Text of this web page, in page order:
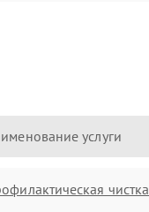
услуги
чистка